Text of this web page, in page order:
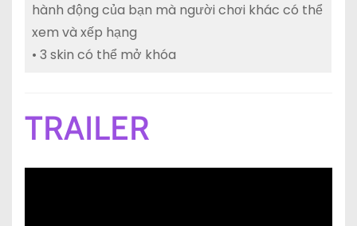
hành động của bạn mà người chơi khác có thể
xem và xếp hạng
• 3 skin có thể mở khóa
TRAILER